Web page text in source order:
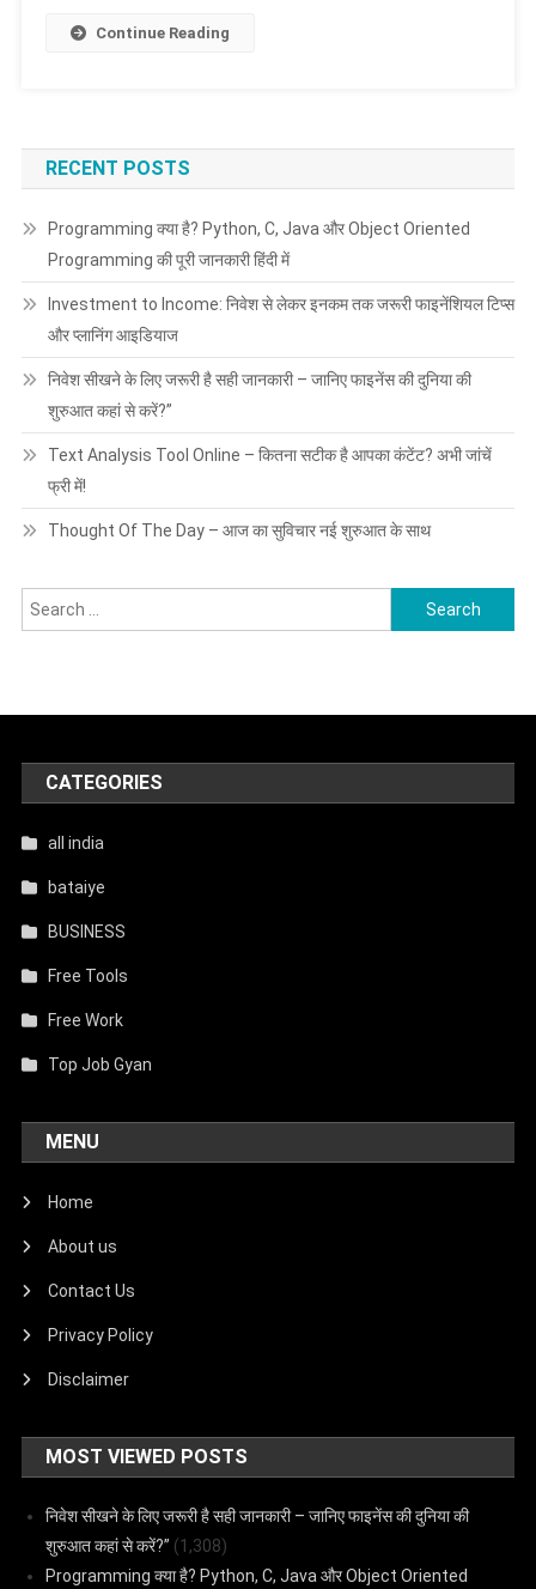
Continue Reading
RECENT POSTS
Programming क्या है? Python, C, Java और Object Oriented
Programming की पूरी जानकारी हिंदी में
Investment to Income: निवेश से लेकर इनकम तक जरूरी फाइनेंशियल टिप्स
और प्लानिंग आइडियाज
निवेश सीखने के लिए जरूरी है सही जानकारी – जानिए फाइनेंस की दुनिया की
शुरुआत कहां से करें?”
Text Analysis Tool Online – कितना सटीक है आपका कंटेंट? अभी जांचें
फ्री में!
Thought Of The Day – आज का सुविचार नई शुरुआत के साथ
Search
for:
CATEGORIES
all india
bataiye
BUSINESS
Free Tools
Free Work
Top Job Gyan
MENU
Home
About us
Contact Us
Privacy Policy
Disclaimer
MOST VIEWED POSTS
निवेश सीखने के लिए जरूरी है सही जानकारी – जानिए फाइनेंस की दुनिया की
शुरुआत कहां से करें?” (1,308)
Programming क्या है? Python, C, Java और Object Oriented